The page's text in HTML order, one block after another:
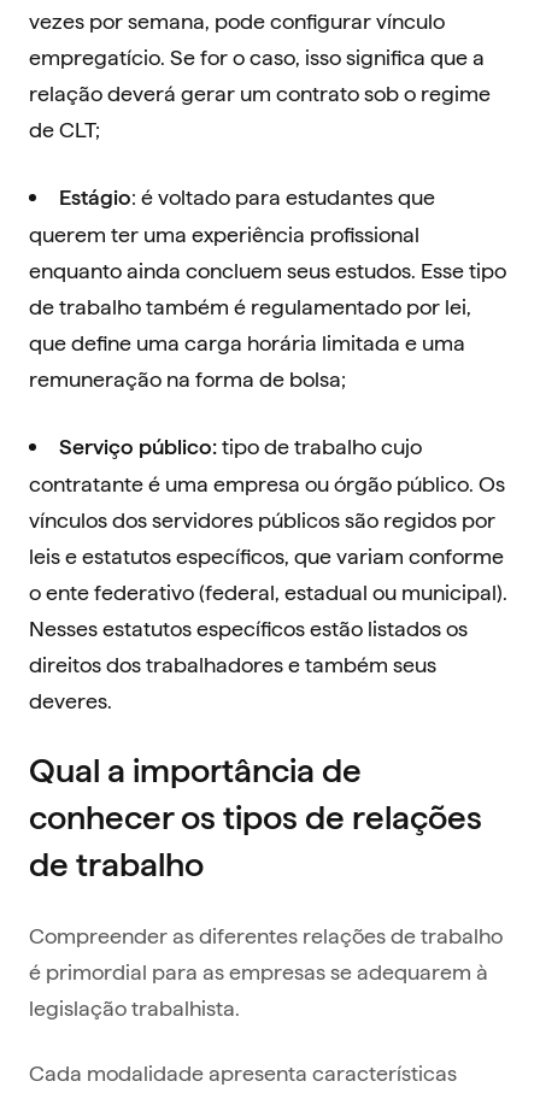
vezes por semana, pode configurar vínculo
empregatício. Se for o caso, isso significa que a
relação deverá gerar um contrato sob o regime
de CLT;
Estágio: é voltado para estudantes que
querem ter uma experiência profissional
enquanto ainda concluem seus estudos. Esse tipo
de trabalho também é regulamentado por lei,
que define uma carga horária limitada e uma
remuneração na forma de bolsa;
Serviço público: tipo de trabalho cujo
contratante é uma empresa ou órgão público. Os
vínculos dos servidores públicos são regidos por
leis e estatutos específicos, que variam conforme
o ente federativo (federal, estadual ou municipal).
Nesses estatutos específicos estão listados os
direitos dos trabalhadores e também seus
deveres.
Qual a importância de
conhecer os tipos de relações
de trabalho
Compreender as diferentes relações de trabalho
é primordial para as empresas se adequarem à
legislação trabalhista.
Cada modalidade apresenta características